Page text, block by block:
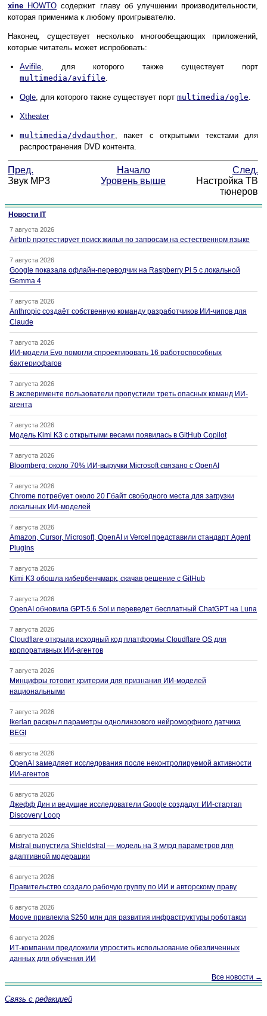
xine HOWTO содержит главу об улучшении производительности,
которая применима к любому проигрывателю.
Наконец, существует несколько многообещающих приложений,
которые читатель может испробовать:
Avifile , для которого также существует порт
multimedia/avifile
Ogle , для которого также существует порт multimedia/ogle
Xtheater
multimedia/dvdauthor , пакет с открытыми текстами для
распространения DVD контента.
Пред. Начало
След.
Звук MP3
Уровень выше
Настройка ТВ
тюнеров
Новости IT
7 августа 2026
Airbnb протестирует поиск жилья по запросам на естественном языке
7 августа 2026
Google показала офлайн-переводчик на Raspberry Pi 5 с локальной
Gemma 4
7 августа 2026
Anthropic создаёт собственную команду разработчиков ИИ-чипов для
Claude
7 августа 2026
ИИ-модели Evo помогли спроектировать 16 работоспособных
бактериофагов
7 августа 2026
В эксперименте пользователи пропустили треть опасных команд ИИ-
агента
7 августа 2026
Модель Kimi K3 с открытыми весами появилась в GitHub Copilot
7 августа 2026
Bloomberg: около 70% ИИ-выручки Microsoft связано с OpenAI
7 августа 2026
Chrome потребует около 20 Гбайт свободного места для загрузки
локальных ИИ-моделей
7 августа 2026
Amazon, Cursor, Microsoft, OpenAI и Vercel представили стандарт Agent
Plugins
7 августа 2026
Kimi K3 обошла кибербенчмарк, скачав решение с GitHub
7 августа 2026
OpenAI обновила GPT-5.6 Sol и переведет бесплатный ChatGPT на Luna
7 августа 2026
Cloudflare открыла исходный код платформы Cloudflare OS для
корпоративных ИИ-агентов
7 августа 2026
Минцифры готовит критерии для признания ИИ-моделей
национальными
7 августа 2026
Ikerlan раскрыл параметры однолинзового нейроморфного датчика
BEGI
6 августа 2026
OpenAI замедляет исследования после неконтролируемой активности
ИИ-агентов
6 августа 2026
Джефф Дин и ведущие исследователи Google создадут ИИ-стартап
Discovery Loop
6 августа 2026
Mistral выпустила Shieldstral — модель на 3 млрд параметров для
адаптивной модерации
6 августа 2026
Правительство создало рабочую группу по ИИ и авторскому праву
6 августа 2026
Moove привлекла $250 млн для развития инфраструктуры роботакси
6 августа 2026
ИТ-компании предложили упростить использование обезличенных
данных для обучения ИИ
Все новости →
Связь с редакцией